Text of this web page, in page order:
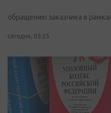
обращению заказчика в
сегодня, 03:25